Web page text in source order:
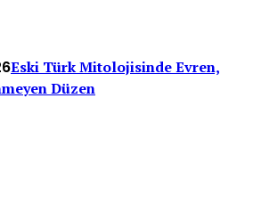
Eski Türk Mitolojisinde Evren,
Düzen